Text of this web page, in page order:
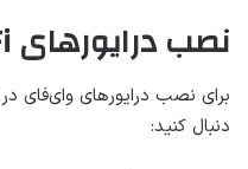
نصب درایورهای WiFi در اوبونتو
برای نصب درایورهای وای‌فای در
دنبال کنید: